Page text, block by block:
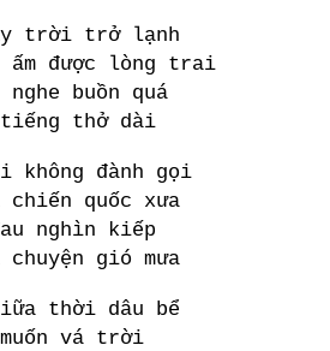
trời trở lạnh
ấm được lòng trai
buồn quá
tiếng thở dài
không đành gọi
chiến quốc xưa
nghìn kiếp
gió mưa
thời dâu bể
vá trời